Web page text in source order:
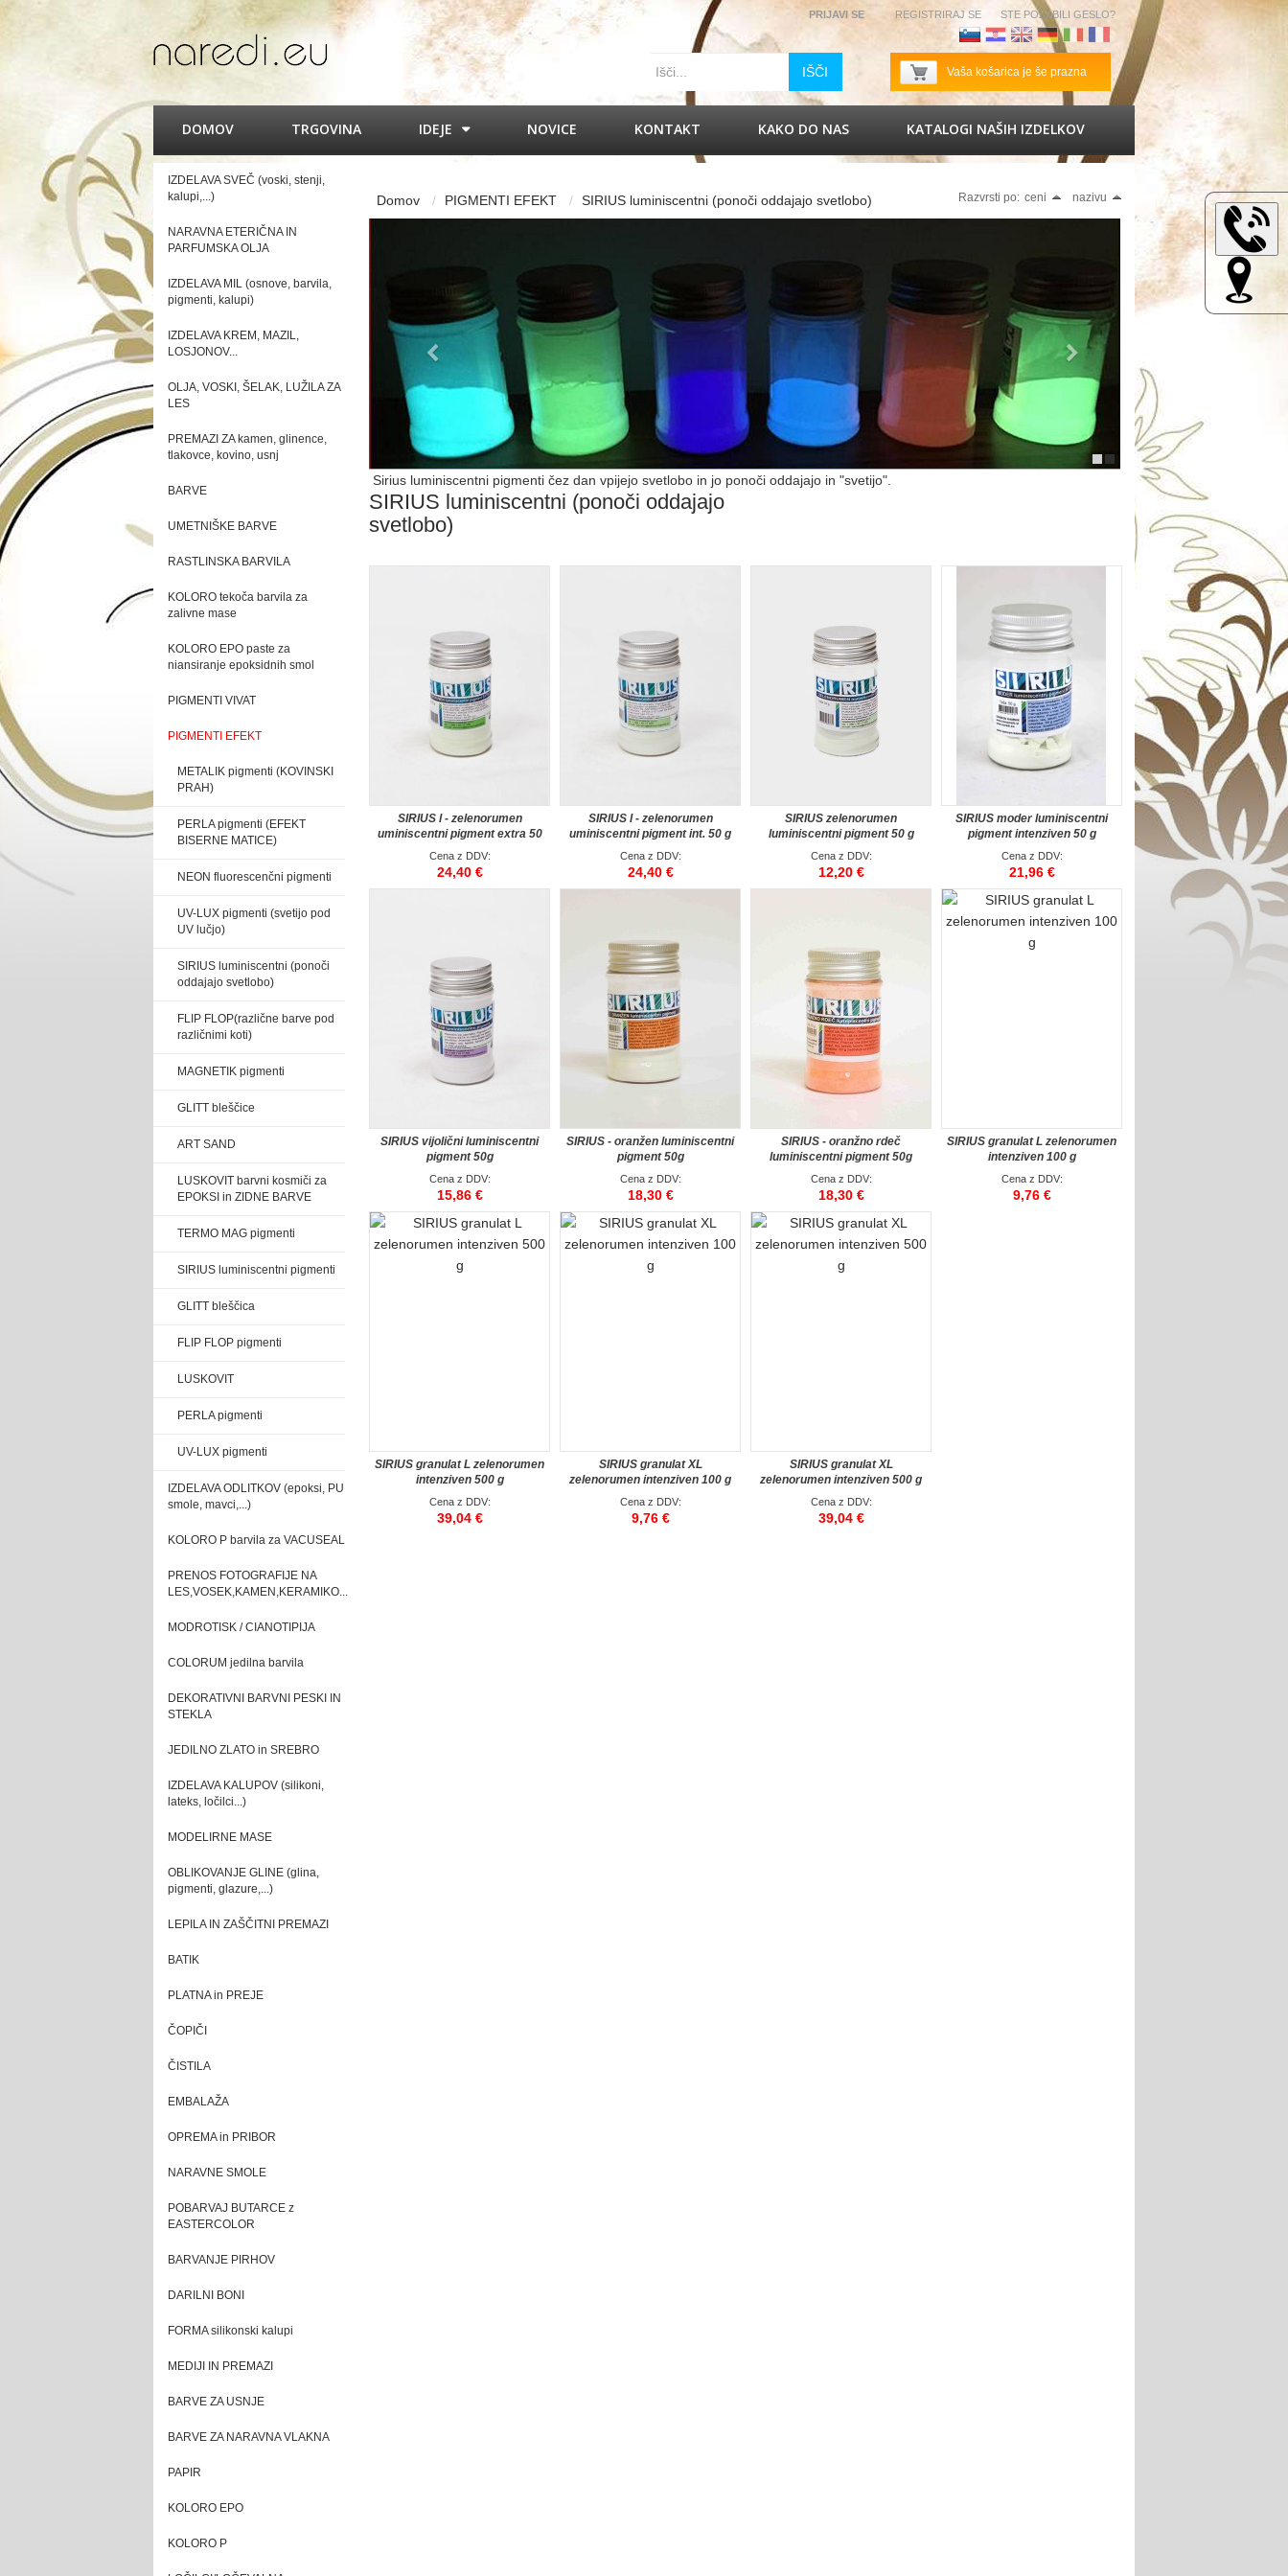
Angleščina
Nemščina
Italijanščina
Francoščina
PRIJAVI SE REGISTRIRAJ SE STE POZABILI GESLO?
Vaša košarica je še prazna
IŠČI
DOMOV TRGOVINA IDEJE NOVICE KONTAKT KAKO DO NAS KATALOGI NAŠIH IZDELKOV
IZDELAVA SVEČ (voski, stenji,
kalupi,...)
NARAVNA ETERIČNA IN
PARFUMSKA OLJA
IZDELAVA MIL (osnove, barvila,
pigmenti, kalupi)
IZDELAVA KREM, MAZIL,
LOSJONOV...
OLJA, VOSKI, ŠELAK, LUŽILA ZA
LES
PREMAZI ZA kamen, glinence,
tlakovce, kovino, usnj
BARVE
UMETNIŠKE BARVE
RASTLINSKA BARVILA
KOLORO tekoča barvila za
zalivne mase
KOLORO EPO paste za
niansiranje epoksidnih smol
PIGMENTI VIVAT
PIGMENTI EFEKT
METALIK pigmenti (KOVINSKI
PRAH)
PERLA pigmenti (EFEKT
BISERNE MATICE)
NEON fluorescenčni pigmenti
UV-LUX pigmenti (svetijo pod
UV lučjo)
SIRIUS luminiscentni (ponoči
oddajajo svetlobo)
FLIP FLOP(različne barve pod
različnimi koti)
MAGNETIK pigmenti
GLITT bleščice
ART SAND
LUSKOVIT barvni kosmiči za
EPOKSI in ZIDNE BARVE
TERMO MAG pigmenti
SIRIUS luminiscentni pigmenti
GLITT bleščica
FLIP FLOP pigmenti
LUSKOVIT
PERLA pigmenti
UV-LUX pigmenti
IZDELAVA ODLITKOV (epoksi, PU
smole, mavci,...)
KOLORO P barvila za VACUSEAL
PRENOS FOTOGRAFIJE NA
LES,VOSEK,KAMEN,KERAMIKO...
MODROTISK / CIANOTIPIJA
COLORUM jedilna barvila
DEKORATIVNI BARVNI PESKI IN
STEKLA
JEDILNO ZLATO in SREBRO
IZDELAVA KALUPOV (silikoni,
lateks, ločilci...)
MODELIRNE MASE
OBLIKOVANJE GLINE (glina,
pigmenti, glazure,...)
LEPILA IN ZAŠČITNI PREMAZI
BATIK
PLATNA in PREJE
ČOPIČI
ČISTILA
EMBALAŽA
OPREMA in PRIBOR
NARAVNE SMOLE
POBARVAJ BUTARCE z
EASTERCOLOR
BARVANJE PIRHOV
DARILNI BONI
FORMA silikonski kalupi
MEDIJI IN PREMAZI
BARVE ZA USNJE
BARVE ZA NARAVNA VLAKNA
PAPIR
KOLORO EPO
KOLORO P
Domov PIGMENTI EFEKT SIRIUS luminiscentni (ponoči oddajajo svetlobo)
Sirius luminiscentni pigmenti čez dan vpijejo svetlobo in jo ponoči oddajajo in "svetijo".
Razvrsti po: ceni nazivu
SIRIUS luminiscentni (ponoči oddajajo
svetlobo)
SIRIUS l - zelenorumen
uminiscentni pigment extra 50
Cena z DDV:
24,40 €
SIRIUS l - zelenorumen
uminiscentni pigment int. 50 g
Cena z DDV:
24,40 €
SIRIUS zelenorumen
luminiscentni pigment 50 g
Cena z DDV:
12,20 €
SIRIUS moder luminiscentni
pigment intenziven 50 g
Cena z DDV:
21,96 €
SIRIUS vijolični luminiscentni
pigment 50g
Cena z DDV:
15,86 €
SIRIUS - oranžen luminiscentni
pigment 50g
Cena z DDV:
18,30 €
SIRIUS - oranžno rdeč
luminiscentni pigment 50g
Cena z DDV:
18,30 €
SIRIUS granulat L zelenorumen
intenziven 100 g
Cena z DDV:
9,76 €
SIRIUS granulat L zelenorumen
intenziven 500 g
Cena z DDV:
39,04 €
SIRIUS granulat XL
zelenorumen intenziven 100 g
Cena z DDV:
9,76 €
SIRIUS granulat XL
zelenorumen intenziven 500 g
Cena z DDV:
39,04 €